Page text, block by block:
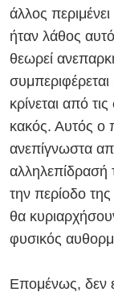
άλλος
ήταν λάθος
θεωρεί
κρίνεται από
κακός. Αυτός ο
ανεπίγνωστα
αλληλεπίδρασή
την περίοδο
θα
φυσικός
Επομένως, δεν